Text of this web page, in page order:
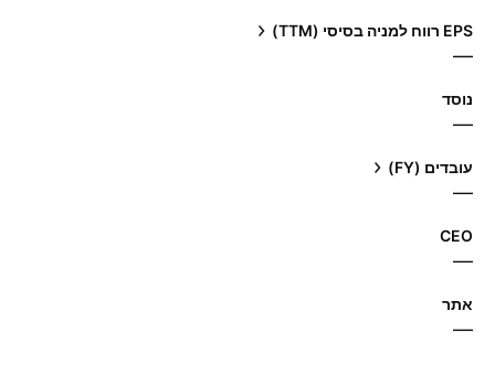
EPS רווח למניה בסיסי (TTM)
—
נוסד
—
עובדים (FY)
—
CEO
—
אתר‏
—